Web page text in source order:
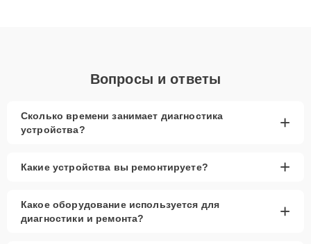
Вопросы и ответы
Сколько времени занимает диагностика
устройства?
+
Какие устройства вы ремонтируете? +
Какое оборудование используется для
диагностики и ремонта?
+